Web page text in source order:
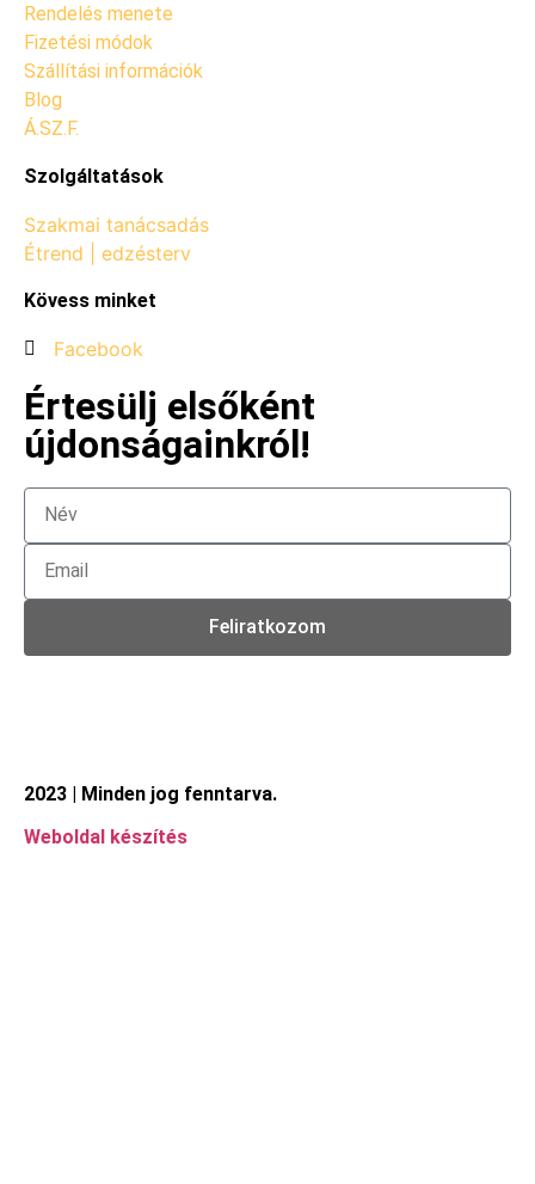
Rendelés menete
Fizetési módok
Szállítási információk
Blog
Á.SZ.F.
Szolgáltatások
Szakmai tanácsadás
Étrend | edzésterv
Kövess minket
Facebook
Értesülj elsőként
újdonságainkról!
Feliratkozom
2023 | Minden jog fenntarva.
Weboldal készítés